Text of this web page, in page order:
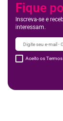
Fique
Inscreva-se e
interessam.
Aceito os